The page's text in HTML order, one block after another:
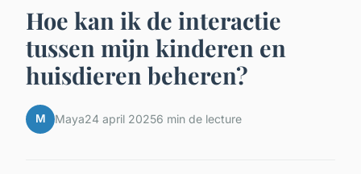
Hoe kan ik de interactie
tussen mijn kinderen en
huisdieren beheren?
M Maya24 april 20256 min de lecture